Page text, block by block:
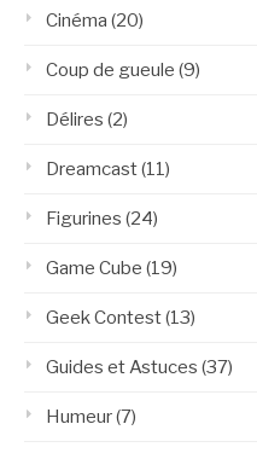
Cinéma (20)
Coup de gueule (9)
Délires (2)
Dreamcast(11)
Figurines (24)
Game Cube (19)
Geek Contest(13)
Guides et Astuces (37)
Humeur(7)